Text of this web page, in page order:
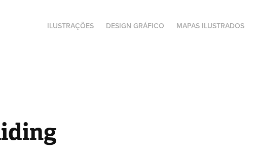
ILUSTRAÇÕES DESIGN GRÁFICO MAPAS ILUSTRADOS